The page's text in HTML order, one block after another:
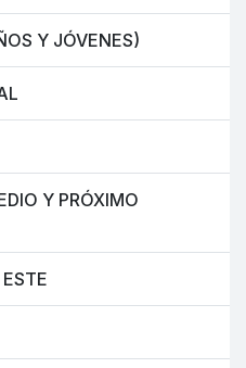
Y JÓVENES)
Y PRÓXIMO